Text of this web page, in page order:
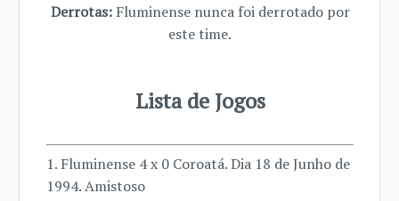
Derrotas: Fluminense nunca foi derrotado por
este time.
Lista de Jogos
1. Fluminense 4 x 0 Coroatá. Dia 18 de Junho de
1994. Amistoso